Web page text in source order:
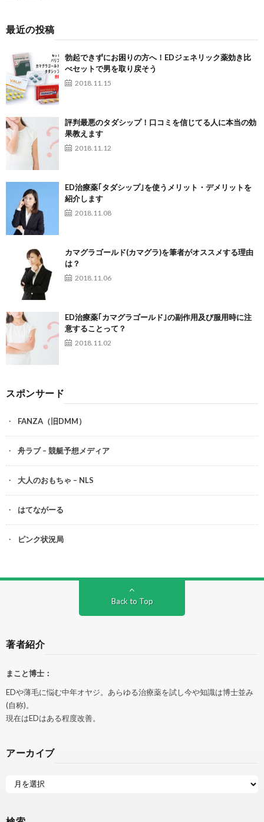
最近の投稿
勃起できずにお困りの方へ！EDジェネリック薬効き比
べセットで男を取り戻そう
2018.11.15
評判最悪のタダシップ！口コミを信じてる人に本当の効
果教えます
2018.11.12
ED治療薬｢タダシップ｣を使うメリット・デメリットを
紹介します
2018.11.08
カマグラゴールド(カマグラ)を筆者がオススメする理由
は？
2018.11.06
ED治療薬｢カマグラゴールド｣の副作用及び服用時に注
意することって？
2018.11.02
スポンサード
FANZA（旧DMM）
舟ラブ – 競艇予想メディア
大人のおもちゃ – NLS
はてながーる
ピンク状況局
Back to Top
著者紹介
まこと博士：
EDや薄毛に悩む中年オヤジ。あらゆる治療薬を試し今や知識は博士並み
(自称)。
現在はEDはある程度改善。
アーカイブ